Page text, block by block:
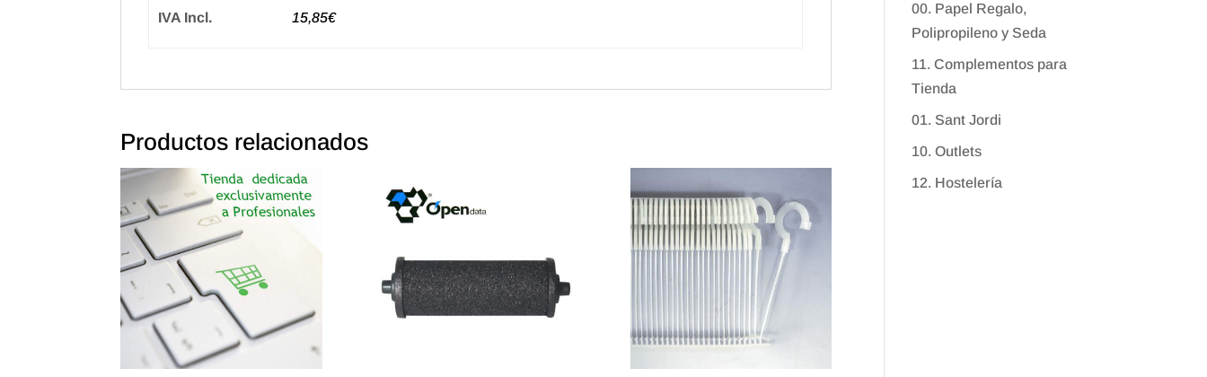
IVA Incl. 15,85€
Productos relacionados
00. Papel Regalo,
Polipropileno y Seda
11. Complementos para
Tienda
01. Sant Jordi
10. Outlets
12. Hostelería